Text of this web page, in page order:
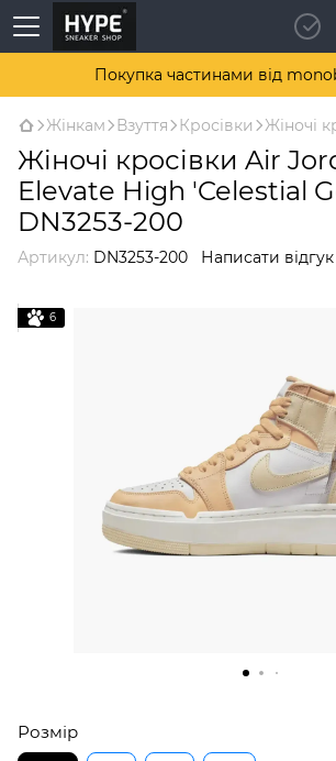
Покупка частинами від
Жінкам Взуття Кросівки Жіночі
Жіночі кросівки Air
Elevate High 'Celestial
DN3253-200
Артикул: DN3253-200 Написати відгук
6
Розмір